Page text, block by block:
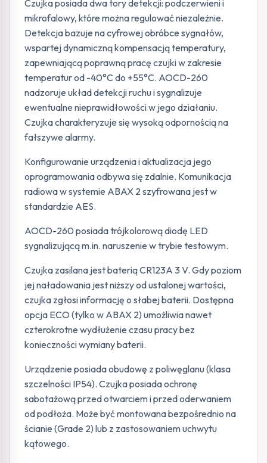
Czujka posiada dwa tory detekcji: podczerwieni i
mikrofalowy, które można regulować niezależnie.
Detekcja bazuje na cyfrowej obróbce sygnałów,
wspartej dynamiczną kompensacją temperatury,
zapewniającą poprawną pracę czujki w zakresie
temperatur od -40°C do +55°C. AOCD-260
nadzoruje układ detekcji ruchu i sygnalizuje
ewentualne nieprawidłowości w jego działaniu.
Czujka charakteryzuje się wysoką odpornością na
fałszywe alarmy.
Konfigurowanie urządzenia i aktualizacja jego
oprogramowania odbywa się zdalnie. Komunikacja
radiowa w systemie ABAX 2 szyfrowana jest w
standardzie AES.
AOCD-260 posiada trójkolorową diodę LED
sygnalizującą m.in. naruszenie w trybie testowym.
Czujka zasilana jest baterią CR123A 3 V. Gdy poziom
jej naładowania jest niższy od ustalonej wartości,
czujka zgłosi informację o słabej baterii. Dostępna
opcja ECO (tylko w ABAX 2) umożliwia nawet
czterokrotne wydłużenie czasu pracy bez
konieczności wymiany baterii.
Urządzenie posiada obudowę z poliwęglanu (klasa
szczelności IP54). Czujka posiada ochronę
sabotażową przed otwarciem i przed oderwaniem
od podłoża. Może być montowana bezpośrednio na
ścianie (Grade 2) lub z zastosowaniem uchwytu
kątowego.